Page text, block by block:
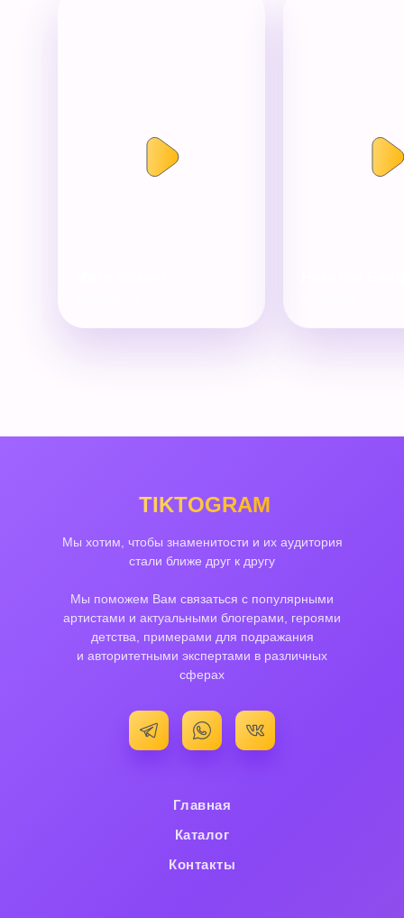
Мы хотим, чтобы знаменитости и их аудитория
стали ближе друг к другу
Мы поможем Вам связаться с популярными
артистами и актуальными блогерами, героями
детства, примерами для подражания
и авторитетными экспертами в различных
сферах
TIKTOGRAM
Контакты
Главная
Каталог